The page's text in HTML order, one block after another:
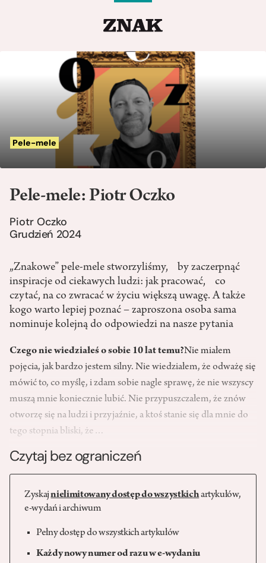
Pele-mele
Pele-mele: Piotr Oczko
Piotr Oczko
Grudzień 2024
„Znakowe” pele-mele stworzyliśmy, by zaczerpnąć
inspiracje od ciekawych ludzi: jak pracować, co
czytać, na co zwracać w życiu większą uwagę. A także
kogo warto lepiej poznać – zaproszona osoba sama
nominuje kolejną do odpowiedzi na nasze pytania
Czego nie wiedziałeś o sobie 10 lat temu?Nie miałem
pojęcia, jak bardzo jestem silny. Nie wiedziałem, że odważę się
mówić to, co myślę, i zdam sobie nagle sprawę, że nie wszyscy
muszą mnie koniecznie lubić. Nie przypuszczałem, że znów
otworzę się na ludzi i przyjaźnie, a ktoś stanie się dla mnie do
tego stopnia bliski, że…
Czytaj bez ograniczeń
Zyskajnielimitowany dostęp do wszystkichartykułów,
e-wydań i archiwum
Pełny dostęp do wszystkich artykułów
Każdy nowy numer od razu w e-wydaniu